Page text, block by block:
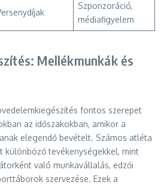
Szponzoráció,
médiafigyelem
Mellékmunkák és
fontos szerepet
az időszakokban, amikor a
elegendő bevételt. Számos atléta
különböző tevékenységekkel, mint
való munkavállalás, edzői
szervezése. Ezek a